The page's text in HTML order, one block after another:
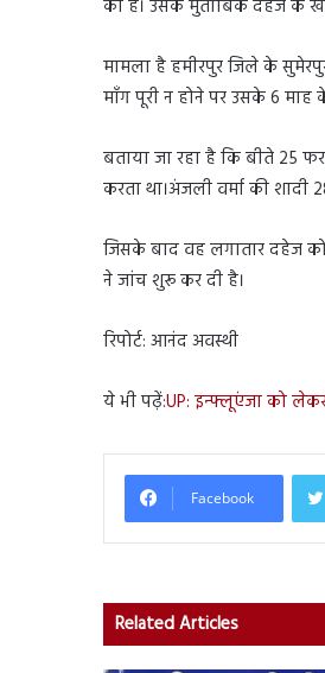
की है। उसके मुताबिक दहेज के
मामला है हमीरपुर जिले के
माँग पूरी न होने पर उसके 6
बताया जा रहा है कि बीते 25
करता था।अंजली वर्मा की
जिसके बाद वह लगातार दहेज
ने जांच शुरू कर दी है।
रिपोर्ट: आनंद अवस्थी
ये भी पढ़ें:UP: इन्फ्लूएंजा को
Facebook
Related Articles